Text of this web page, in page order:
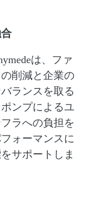
は、ファ
削減と企業の
ランスを取る
ンプによるユ
ラへの負担を
ォーマンスに
サポートしま